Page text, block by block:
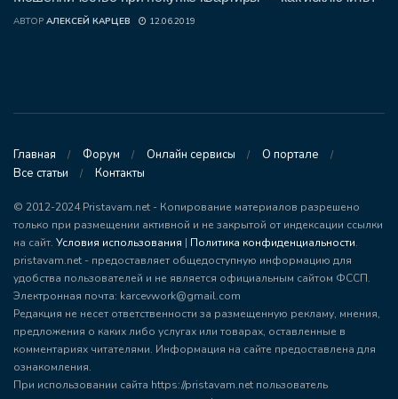
АВТОР АЛЕКСЕЙ КАРЦЕВ 12.06.2019
Главная Форум Онлайн сервисы
О портале
Все статьи
Контакты
© 2012-2024 Pristavam.net - Копирование материалов разрешено
только при размещении активной и не закрытой от индексации ссылки
на сайт. Условия использования | Политика конфиденциальности.
pristavam.net - предоставляет общедоступную информацию для
удобства пользователей и не является официальным сайтом ФССП.
Электронная почта: karcevwork@gmail.com
Редакция не несет ответственности за размещенную рекламу, мнения,
предложения о каких либо услугах или товарах, оставленные в
комментариях читателями. Информация на сайте предоставлена для
ознакомления.
При использовании сайта https://pristavam.net пользователь